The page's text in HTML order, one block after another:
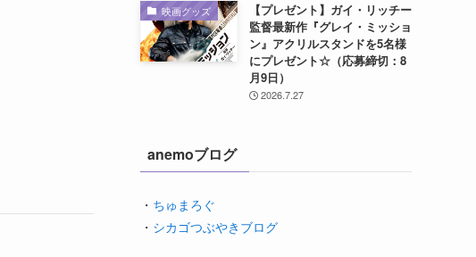
映画グッズ
【プレゼント】ガイ・リッチー
監督最新作『グレイ・ミッショ
ン』アクリルスタンドを5名様
にプレゼント☆（応募締切：8
月9日）
2026.7.27
anemoブログ
・ ちゅまろぐ
・ シカゴつぶやきブログ